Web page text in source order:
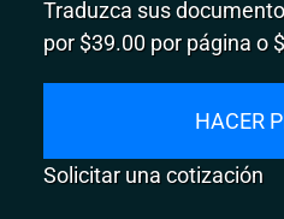
Traduzca sus
por $39.00 por página o
HACER
Solicitar una cotización